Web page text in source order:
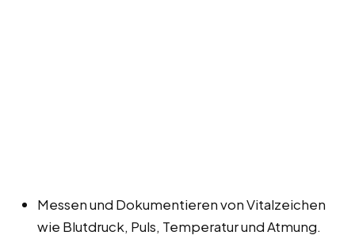
Messen und Dokumentieren von Vitalzeichen
wie Blutdruck, Puls, Temperatur und Atmung.